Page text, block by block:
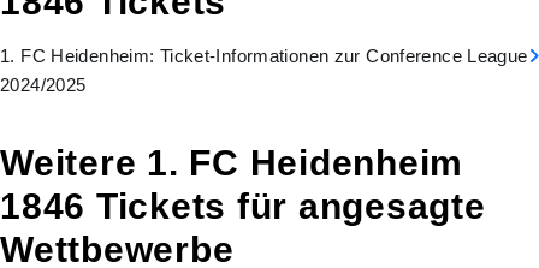
1. FC Heidenheim: Ticket-Informationen zur Conference League
2024/2025
Weitere 1. FC Heidenheim
1846 Tickets für angesagte
Wettbewerbe